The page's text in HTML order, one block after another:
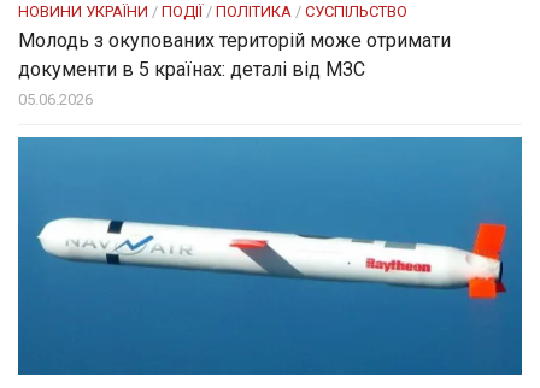
НОВИНИ УКРАЇНИ / ПОДІЇ / ПОЛІТИКА / СУСПІЛЬСТВО
Молодь з окупованих територій може отримати
документи в 5 країнах: деталі від МЗС
05.06.2026